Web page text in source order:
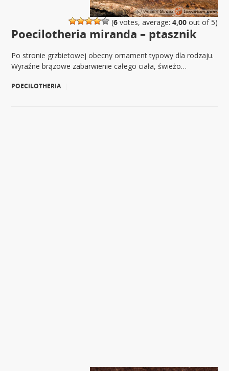
(6votes, average: 4,00out of 5)
Poecilotheria miranda – ptasznik
Po stronie grzbietowej obecny ornament typowy dla rodzaju.
Wyraźne brązowe zabarwienie całego ciała, świeżo…
POECILOTHERIA